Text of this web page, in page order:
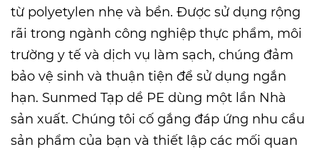
từ polyetylen nhẹ và bền. Được sử dụng rộng
rãi trong ngành công nghiệp thực phẩm, môi
trường y tế và dịch vụ làm sạch, chúng đảm
bảo vệ sinh và thuận tiện để sử dụng ngắn
hạn. Sunmed Tạp dề PE dùng một lần Nhà
sản xuất. Chúng tôi cố gắng đáp ứng nhu cầu
sản phẩm của bạn và thiết lập các mối quan